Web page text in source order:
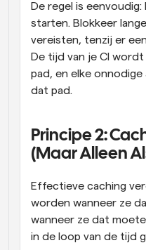
De regel is
starten. Blokkeer
vereisten, tenzij er
De tijd van je CI
pad, en elke
dat pad.
Principe 2:
(Maar Alleen
Effectieve caching
worden wanneer ze
wanneer ze dat
in de loop van de tijd